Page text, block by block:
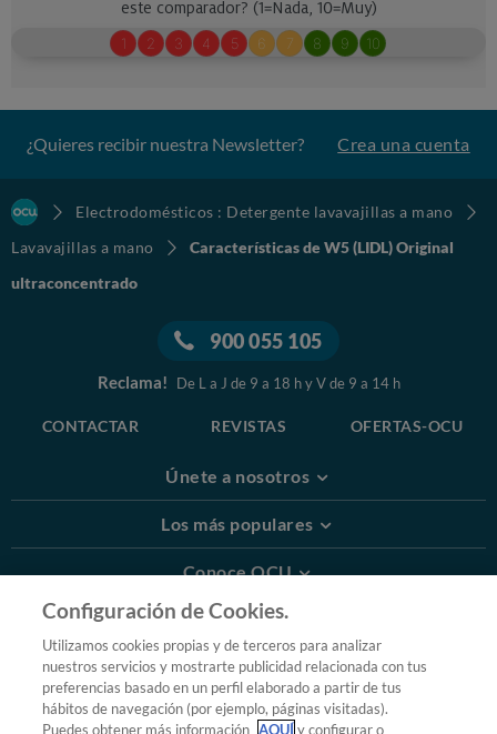
¿Quieres recibir nuestra Newsletter? Crea una cuenta
Electrodomésticos : Detergente lavavajillas a mano
Lavavajillas a mano
Características de W5 (LIDL) Original
ultraconcentrado
900 055 105
Reclama! De L a J de 9 a 18 h y V de 9 a 14 h
CONTACTAR REVISTAS OFERTAS-OCU
Únete a nosotros
Los más populares
Conoce OCU
Más Información
© 2026 OCU
Condiciones generales de contratación de OCU
Política de privacidad
Configuración de Cookies.
Utilizamos cookies propias y de terceros para analizar
nuestros servicios y mostrarte publicidad relacionada con tus
preferencias basado en un perfil elaborado a partir de tus
hábitos de navegación (por ejemplo, páginas visitadas).
Puedes obtener más información AQUÍy configurar o